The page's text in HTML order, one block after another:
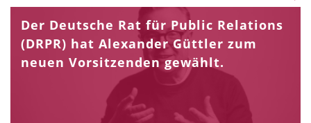
Der Deutsche Rat für Public Relations
(DRPR) hat Alexander Güttler zum
neuen Vorsitzenden gewählt.